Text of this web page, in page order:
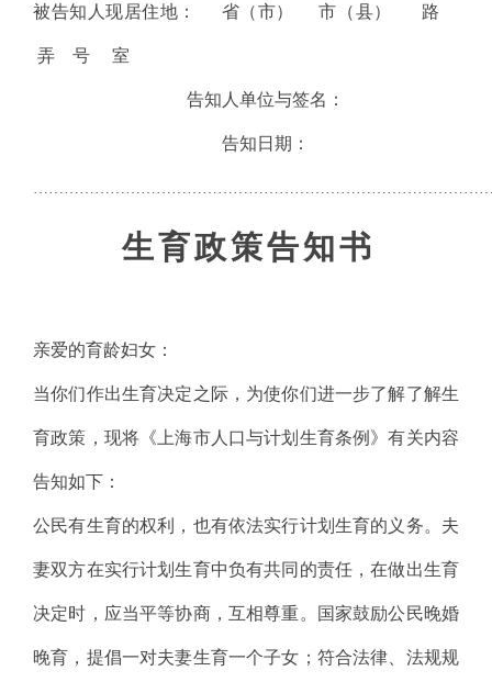
被告知人现居住地： 省（市） 市（县） 路
弄 号 室
告知人单位与签名：
告知日期：
生育政策告知书
亲爱的育龄妇女：
当你们作出生育决定之际，为使你们进一步了解了解生
育政策，现将《上海市人口与计划生育条例》有关内容
告知如下：
公民有生育的权利，也有依法实行计划生育的义务。夫
妻双方在实行计划生育中负有共同的责任，在做出生育
决定时，应当平等协商，互相尊重。国家鼓励公民晚婚
晚育，提倡一对夫妻生育一个子女；符合法律、法规规